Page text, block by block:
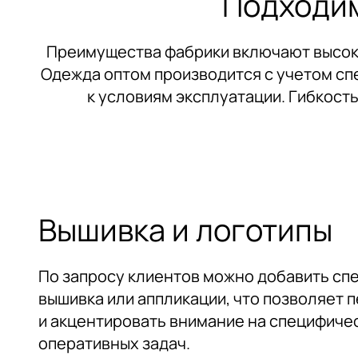
Преимущества фабрики включают
Одежда оптом производится с учетом
к условиям эксплуатации.
Вышивка и логотипы
По запросу клиентов можно добавить
вышивка или аппликации, что позволяет
и акцентировать внимание на
оперативных задач.
Я даю согласие на обработку
обратной связи. Ознакомиться с
Я даю согласие на обработку
обратной связи. Ознакомиться с
Нажимая на